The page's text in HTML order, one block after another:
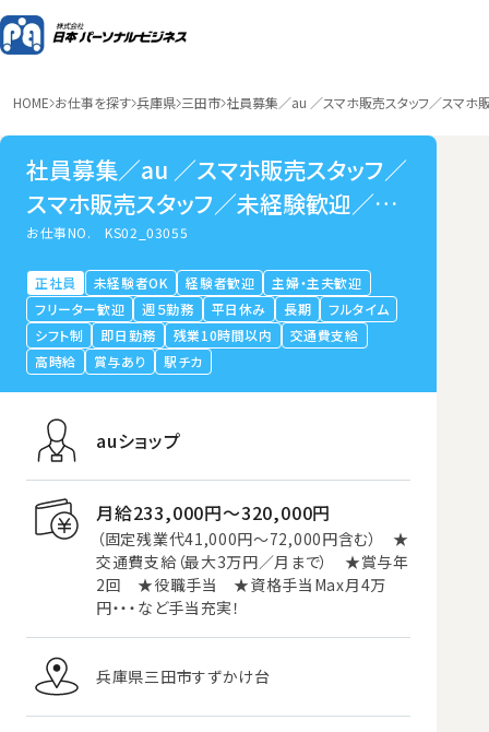
HOME お仕事を探す 兵庫県 三田市 社員募集／au ／スマホ販売スタッフ／スマ
社員募集／au ／スマホ販売スタッフ／
スマホ販売スタッフ／未経験歓迎／大
手で安定／三田市すずかけ台
お仕事NO.KS02_03055
正社員 未経験者OK 経験者歓迎
主婦・主夫歓迎
フリーター歓迎
週５勤務 平日休み 長期
フルタイム
シフト制
即日勤務 残業10時間以内
交通費支給
高時給
賞与あり 駅チカ
auショップ
月給233,000円〜320,000円
（固定残業代41,000円～72,000円含む） ★
交通費支給（最大3万円／月まで） ★賞与年
2回 ★役職手当 ★資格手当Max月4万
円・・・など手当充実！
兵庫県三田市すずかけ台